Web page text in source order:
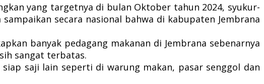
yang targetnya di bulan Oktober tahun 2024, syukur-
secara nasional bahwa di kabupaten Jembrana
banyak pedagang makanan di Jembrana sebenarnya
sangat terbatas.
saji lain seperti di warung makan, pasar senggol dan